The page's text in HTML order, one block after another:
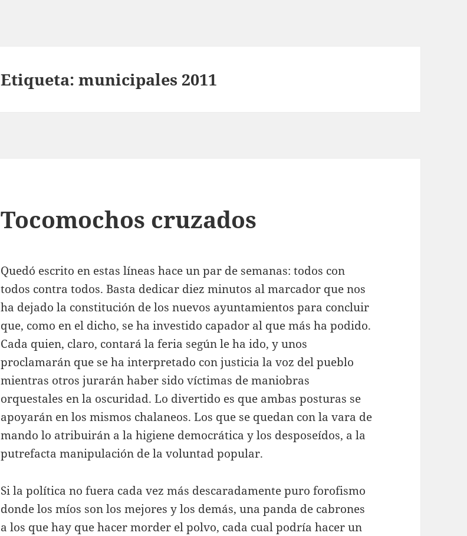
Etiqueta:municipales 2011
Tocomochos cruzados
Quedó escrito en estas líneas hace un par de semanas: todos con
todos contra todos. Basta dedicar diez minutos al marcador que nos
ha dejado la constitución de los nuevos ayuntamientos para concluir
que, como en el dicho, se ha investido capador al que más ha podido.
Cada quien, claro, contará la feria según le ha ido, y unos
proclamarán que se ha interpretado con justicia la voz del pueblo
mientras otros jurarán haber sido víctimas de maniobras
orquestales en la oscuridad. Lo divertido es que ambas posturas se
apoyarán en los mismos chalaneos. Los que se quedan con la vara de
mando lo atribuirán a la higiene democrática y los desposeídos, a la
putrefacta manipulación de la voluntad popular.
Si la política no fuera cada vez más descaradamente puro forofismo
donde los míos son los mejores y los demás, una panda de cabrones
a los que hay que hacer morder el polvo, cada cual podría hacer un